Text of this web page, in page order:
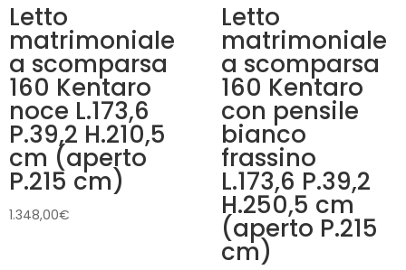
Letto
matrimoniale
a scomparsa
160 Kentaro
noce L.173,6
P.39,2 H.210,5
cm (aperto
P.215 cm)
1.348,00€
Letto
matrimoniale
a scomparsa
160 Kentaro
con pensile
bianco
frassino
L.173,6 P.39,2
H.250,5 cm
(aperto P.215
cm)